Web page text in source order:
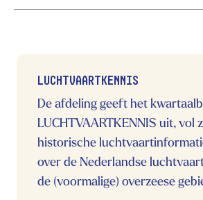
LUCHTVAARTKENNIS
De afdeling geeft het
LUCHTVAARTKENNIS uit, vol
historische
over de Nederlandse
de (voormalige) overzeese